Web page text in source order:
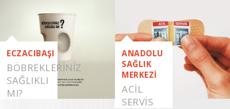
ECZACIBAŞI
BÖBREKLERİNİZ
SAĞLIKLI
MI?
ANADOLU
SAĞLIK
MERKEZİ
ACIL
SERVIS